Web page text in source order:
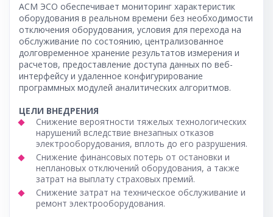
АСМ ЭСО обеспечивает мониторинг характеристик
оборудования в реальном времени без необходимости
отключения оборудования, условия для перехода на
обслуживание по состоянию, централизованное
долговременное хранение результатов измерения и
расчетов, предоставление доступа данных по веб-
интерфейсу и удаленное конфигурирование
программных модулей аналитических алгоритмов.
ЦЕЛИ ВНЕДРЕНИЯ
Снижение вероятности тяжелых технологических
нарушений вследствие внезапных отказов
электрооборудования, вплоть до его разрушения.
Снижение финансовых потерь от остановки и
неплановых отключений оборудования, а также
затрат на выплату страховых премий.
Снижение затрат на техническое обслуживание и
ремонт электрооборудования.